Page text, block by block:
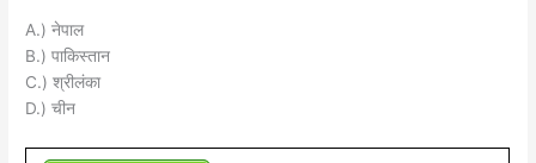
A.) नेपाल
B.) पाकिस्तान
C.) श्रीलंका
D.) चीन